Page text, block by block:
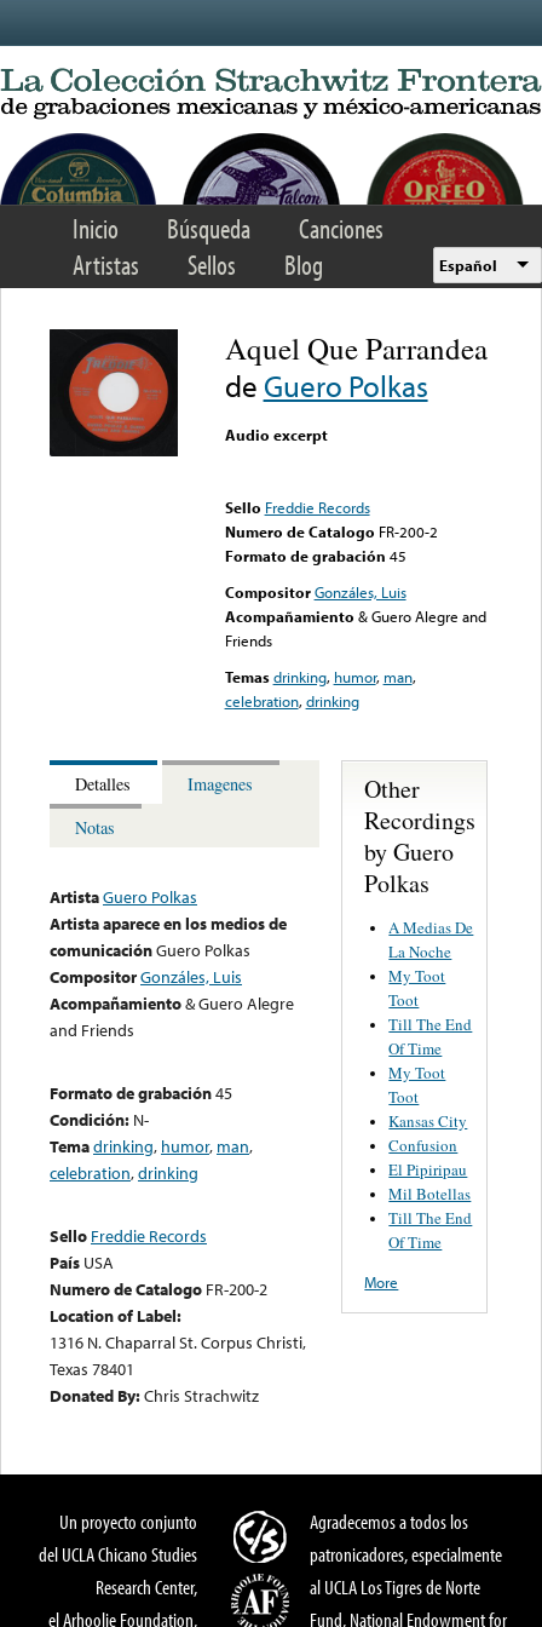
Inicio Búsqueda
Canciones
Artistas
Sellos Blog Español
Aquel Que Parrandea
de Guero Polkas
Audio excerpt
Sello Freddie Records
Numero de Catalogo FR-200-2
Formato de grabación 45
Compositor Gonzáles, Luis
Acompañamiento & Guero Alegre and
Friends
Temas drinking, humor, man,
celebration,drinking
Detalles
Imagenes
Notas
ArtistaGuero Polkas
Artista aparece en los medios de
comunicaciónGuero Polkas
CompositorGonzáles, Luis
Acompañamiento& Guero Alegre
and Friends
Formato de grabación45
Condición: N-
Temadrinking, humor, man,
celebration,drinking
Sello Freddie Records
País USA
Numero de Catalogo FR-200-2
Location of Label:
1316 N. Chaparral St. Corpus Christi,
Texas 78401
Donated By:Chris Strachwitz
Other
Recordings
by Guero
Polkas
A Medias De
La Noche
My Toot
Toot
Till The End
Of Time
My Toot
Toot
Kansas City
Confusion
El Pipiripau
Mil Botellas
Till The End
Of Time
More
Un proyecto conjunto
del UCLA Chicano Studies
Research Center,
el Arhoolie Foundation,
Agradecemos a todos los
patronicadores, especialmente
al UCLA Los Tigres de Norte
Fund, National Endowment for